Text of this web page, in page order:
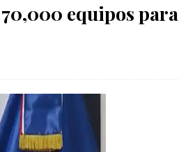
equipos para